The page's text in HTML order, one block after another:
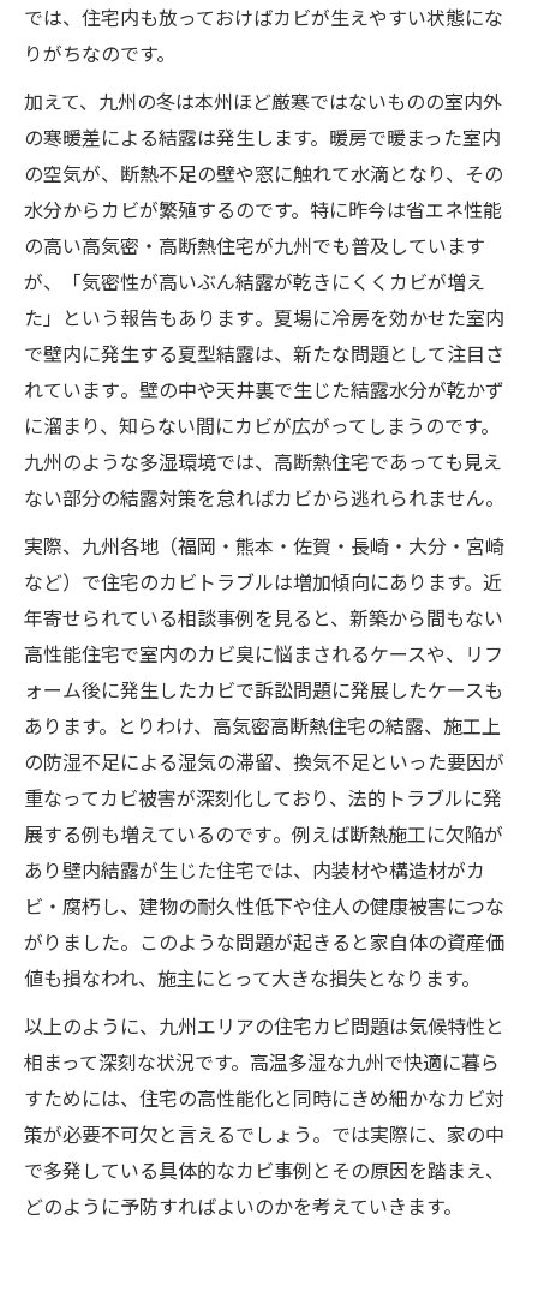
では、住宅内も放っておけばカビが生えやすい状態にな
りがちなのです。
加えて、九州の冬は本州ほど厳寒ではないものの室内外
の寒暖差による結露は発生します。暖房で暖まった室内
の空気が、断熱不足の壁や窓に触れて水滴となり、その
水分からカビが繁殖するのです。特に昨今は省エネ性能
の高い高気密・高断熱住宅が九州でも普及しています
が、「気密性が高いぶん結露が乾きにくくカビが増え
た」という報告もあります​。夏場に冷房を効かせた室内
で壁内に発生する夏型結露は、新たな問題として注目さ
れています​。壁の中や天井裏で生じた結露水分が乾かず
に溜まり、知らない間にカビが広がってしまうのです。
九州のような多湿環境では、高断熱住宅であっても見え
ない部分の結露対策を怠ればカビから逃れられません​。
実際、九州各地（福岡・熊本・佐賀・長崎・大分・宮崎
など）で住宅のカビトラブルは増加傾向にあります。近
年寄せられている相談事例を見ると、新築から間もない
高性能住宅で室内のカビ臭に悩まされるケースや、リフ
ォーム後に発生したカビで訴訟問題に発展したケースも
あります。​とりわけ、高気密高断熱住宅の結露、施工上
の防湿不足による湿気の滞留、換気不足といった要因が
重なってカビ被害が深刻化しており、法的トラブルに発
展する例も増えているのです​。例えば断熱施工に欠陥が
あり壁内結露が生じた住宅では、内装材や構造材がカ
ビ・腐朽し、建物の耐久性低下や住人の健康被害につな
がりました​。このような問題が起きると家自体の資産価
値も損なわれ、施主にとって大きな損失となります。
以上のように、九州エリアの住宅カビ問題は気候特性と
相まって深刻な状況です。高温多湿な九州で快適に暮ら
すためには、住宅の高性能化と同時にきめ細かなカビ対
策が必要不可欠と言えるでしょう​。では実際に、家の中
で多発している具体的なカビ事例とその原因を踏まえ、
どのように予防すればよいのかを考えていきます。